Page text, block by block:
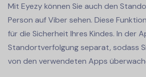
Mit Eyezy können Sie auch den
Person auf Viber sehen. Diese
für die Sicherheit Ihres Kindes. In der
Standortverfolgung separat, sodass
von den verwendeten Apps